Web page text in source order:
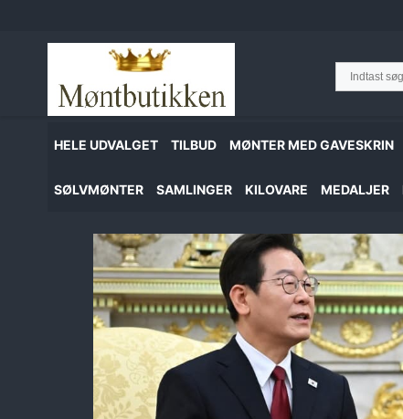
HELE UDVALGET TILBUD MØNTER MED GAVESKRIN
SØLVMØNTER SAMLINGER KILOVARE MEDALJER